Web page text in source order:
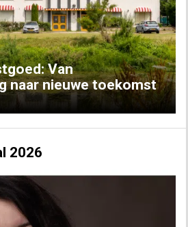
Van
naar nieuwe toekomst
Next
2026